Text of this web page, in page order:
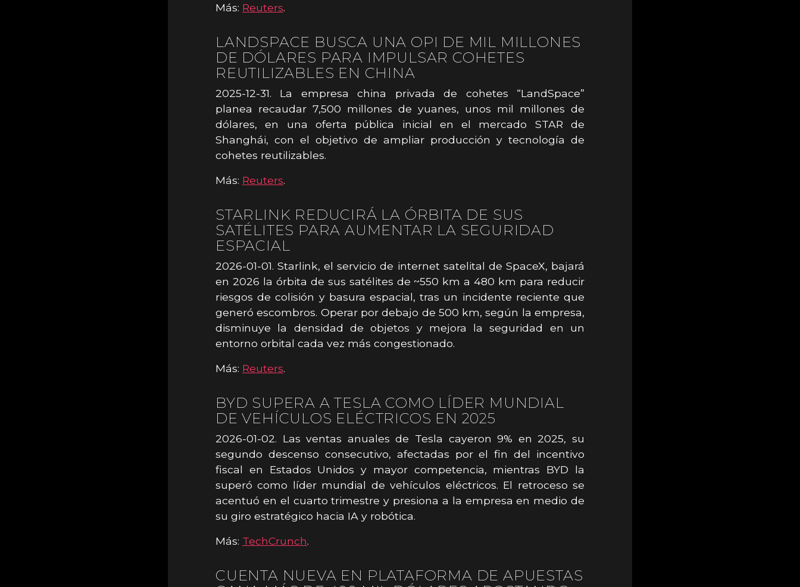
Más: Reuters.
LANDSPACE BUSCA UNA OPI DE MIL MILLONES
DE DÓLARES PARA IMPULSAR COHETES
REUTILIZABLES EN CHINA
2025-12-31. La empresa china privada de cohetes “LandSpace”
planea recaudar 7,500 millones de yuanes, unos mil millones de
dólares, en una oferta pública inicial en el mercado STAR de
Shanghái, con el objetivo de ampliar producción y tecnología de
cohetes reutilizables.
Más: Reuters.
STARLINK REDUCIRÁ LA ÓRBITA DE SUS
SATÉLITES PARA AUMENTAR LA SEGURIDAD
ESPACIAL
2026-01-01. Starlink, el servicio de internet satelital de SpaceX, bajará
en 2026 la órbita de sus satélites de ~550 km a 480 km para reducir
riesgos de colisión y basura espacial, tras un incidente reciente que
generó escombros. Operar por debajo de 500 km, según la empresa,
disminuye la densidad de objetos y mejora la seguridad en un
entorno orbital cada vez más congestionado.
Más: Reuters.
BYD SUPERA A TESLA COMO LÍDER MUNDIAL
DE VEHÍCULOS ELÉCTRICOS EN 2025
2026-01-02. Las ventas anuales de Tesla cayeron 9% en 2025, su
segundo descenso consecutivo, afectadas por el fin del incentivo
fiscal en Estados Unidos y mayor competencia, mientras BYD la
superó como líder mundial de vehículos eléctricos. El retroceso se
acentuó en el cuarto trimestre y presiona a la empresa en medio de
su giro estratégico hacia IA y robótica.
Más: TechCrunch.
CUENTA NUEVA EN PLATAFORMA DE APUESTAS